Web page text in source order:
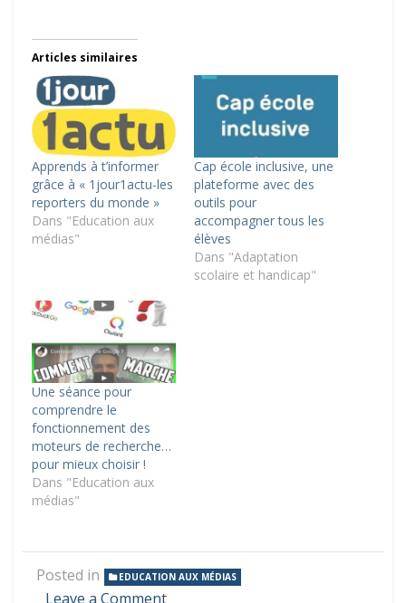
Articles similaires
Apprends à t’informer
grâce à « 1jour1actu-les
reporters du monde »
Dans "Education aux
médias"
Cap école inclusive, une
plateforme avec des
outils pour
accompagner tous les
élèves
Dans "Adaptation
scolaire et handicap"
Une séance pour
comprendre le
fonctionnement des
moteurs de recherche…
pour mieux choisir !
Dans "Education aux
médias"
Posted in EDUCATION AUX MÉDIAS
Leave a Commenton